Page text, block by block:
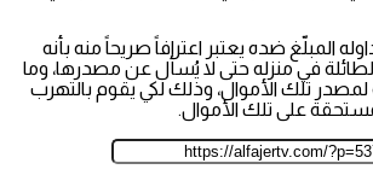
المبلّغ ضده يعتبر اعترافاً صريحاً منه بأنه
في منزله حتى لا يُسأل عن مصدرها، وما
لمصدر تلك الأموال، وذلك لكي يقوم بالتهرب
على تلك الأموال.